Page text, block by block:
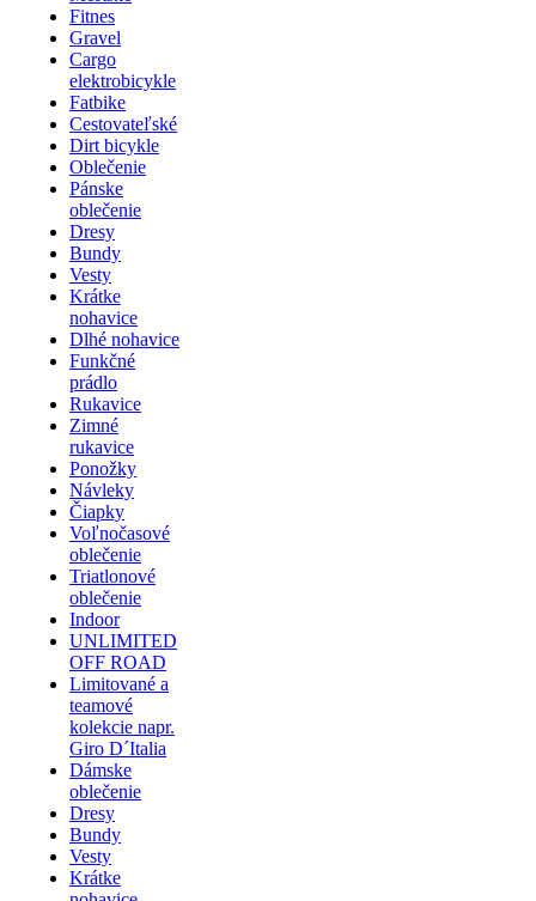
Fitnes
Gravel
Cargo
elektrobicykle
Fatbike
Cestovateľské
Dirt bicykle
Oblečenie
Pánske
oblečenie
Dresy
Bundy
Vesty
Krátke
nohavice
Dlhé nohavice
Funkčné
prádlo
Rukavice
Zimné
rukavice
Ponožky
Návleky
Čiapky
Voľnočasové
oblečenie
Triatlonové
oblečenie
Indoor
UNLIMITED
OFF ROAD
Limitované a
teamové
kolekcie napr.
Giro D´Italia
Dámske
oblečenie
Dresy
Bundy
Vesty
Krátke